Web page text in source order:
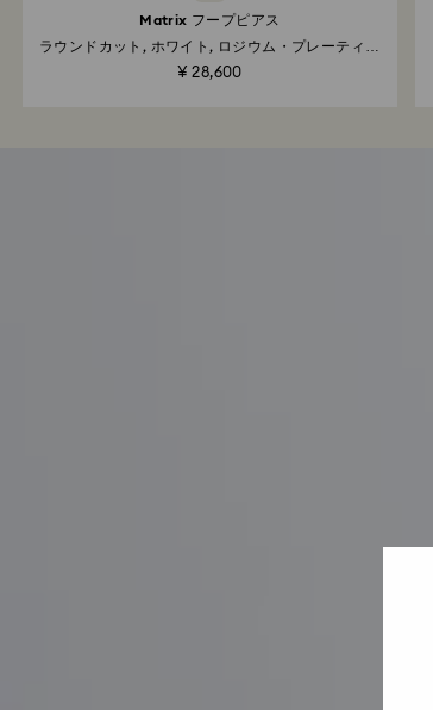
Matrix フープピアス
ラウンドカット, ホワイト, ロジウム・プレーティン
グ
¥ 28,600